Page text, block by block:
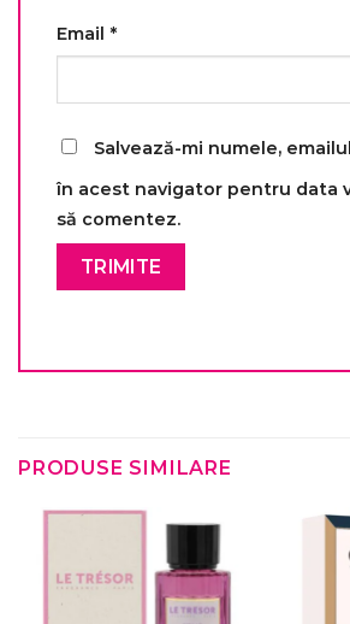
Email *
Salvează-mi numele,
în acest navigator pentru data
să comentez.
PRODUSE SIMILARE